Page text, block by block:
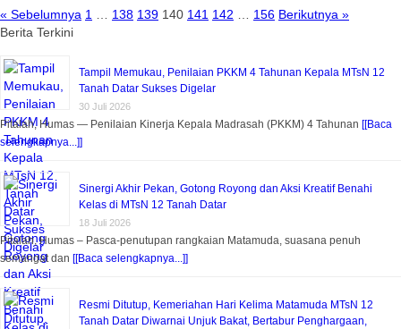
« Sebelumnya 1 138 139 140 141 142 156 Berikutnya »
Berita Terkini
Tampil Memukau, Penilaian PKKM 4 Tahunan Kepala MTsN 12
Tanah Datar Sukses Digelar
30 Juli 2026
Pitalah, Humas — Penilaian Kinerja Kepala Madrasah (PKKM) 4 Tahunan [[Baca
selengkapnya...]]
Sinergi Akhir Pekan, Gotong Royong dan Aksi Kreatif Benahi
Kelas di MTsN 12 Tanah Datar
18 Juli 2026
Pitalah, Humas – Pasca-penutupan rangkaian Matamuda, suasana penuh
semangat dan [[Baca selengkapnya...]]
Resmi Ditutup, Kemeriahan Hari Kelima Matamuda MTsN 12
Tanah Datar Diwarnai Unjuk Bakat, Bertabur Penghargaan,